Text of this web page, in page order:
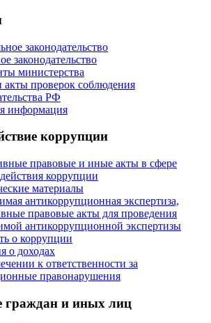
законодательство
законодательство
министерства
проверок соблюдения
РФ
информация
коррупции
правовые и иные акты в сфере
коррупции
материалы
антикоррупционная экспертиза,
правовые акты для проведения
антикоррупционной экспертизы
о коррупции
о доходах
к ответственности за
правонарушения
граждан и иных лиц